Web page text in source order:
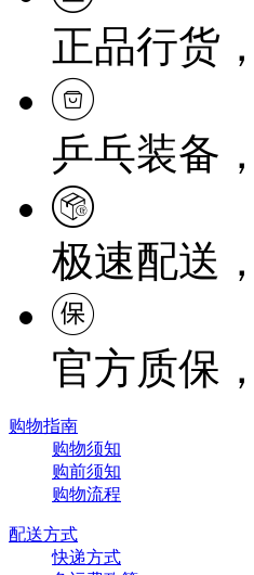
正品行货
乒乓装备
极速配送
官方质保
购物指南
购物须知
购前须知
购物流程
配送方式
快递方式